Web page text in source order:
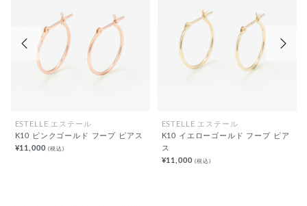
ESTELLE エステール
K10 ピンクゴールド フープ ピアス
¥11,000(税込)
ESTELLE エステール
K10 イエローゴールド フープ ピア
ス
¥11,000(税込)
前の画像